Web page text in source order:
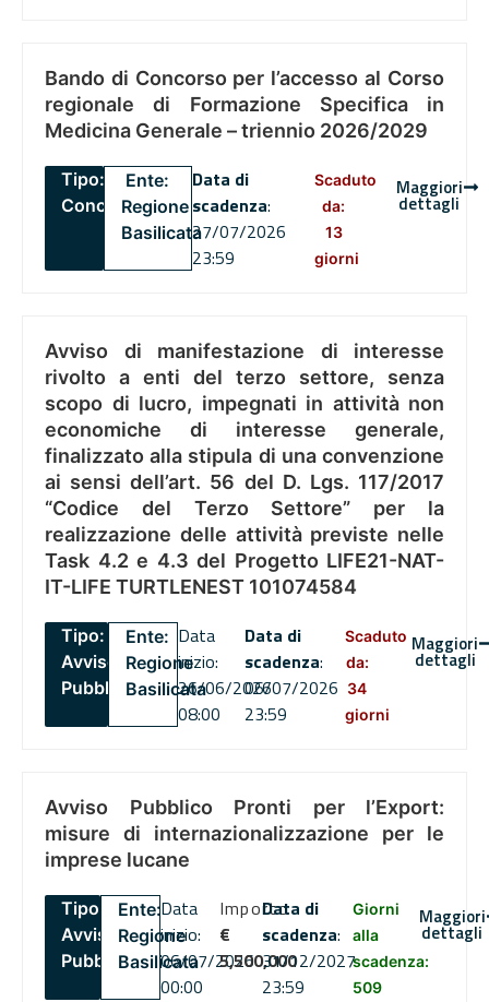
Bando di Concorso per l’accesso al Corso
regionale di Formazione Specifica in
Medicina Generale – triennio 2026/2029
Tipo:
Concorsi
Ente:
Regione
Basilicata
Data di
scadenza:
27/07/2026
23:59
Scaduto
da:
13
giorni
Maggiori
dettagli
Avviso di manifestazione di interesse
rivolto a enti del terzo settore, senza
scopo di lucro, impegnati in attività non
economiche di interesse generale,
finalizzato alla stipula di una convenzione
ai sensi dell’art. 56 del D. Lgs. 117/2017
“Codice del Terzo Settore” per la
realizzazione delle attività previste nelle
Task 4.2 e 4.3 del Progetto LIFE21-NAT-
IT-LIFE TURTLENEST 101074584
Tipo:
Avviso
Pubblico
Ente:
Regione
Basilicata
Data
inizio:
26/06/2026
08:00
Data di
scadenza:
06/07/2026
23:59
Scaduto
da:
34
giorni
Maggiori
dettagli
Avviso Pubblico Pronti per l’Export:
misure di internazionalizzazione per le
imprese lucane
Tipo:
Avviso
Pubblico
Ente:
Regione
Basilicata
Data
inizio:
06/07/2026
00:00
Importo
€
5,500,000
Data di
scadenza:
31/12/2027
23:59
Giorni
alla
scadenza:
509
Maggiori
dettagli